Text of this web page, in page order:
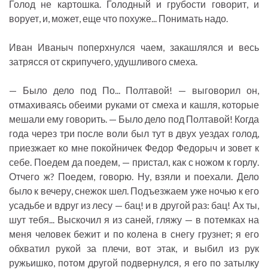
Голод не картошка. Голодный и грубости говорит, и
ворует, и, может, еще что похуже... Понимать надо.
Иван Иваныч поперхнулся чаем, закашлялся и весь
затрясся от скрипучего, удушливого смеха.
— Было дело под По... Полтавой! — выговорил он,
отмахиваясь обеими руками от смеха и кашля, которые
мешали ему говорить. — Было дело под Полтавой! Когда
года через три после воли был тут в двух уездах голод,
приезжает ко мне покойничек Федор Федорыч и зовет к
себе. Поедем да поедем, — пристал, как с ножом к горлу.
Отчего ж? Поедем, говорю. Ну, взяли и поехали. Дело
было к вечеру, снежок шел. Подъезжаем уже ночью к его
усадьбе и вдруг из лесу — бац! и в другой раз: бац! Ах ты,
шут тебя... Выскочил я из саней, гляжу — в потемках на
меня человек бежит и по колена в снегу грузнет; я его
обхватил рукой за плечи, вот этак, и выбил из рук
ружьишко, потом другой подвернулся, я его по затылку